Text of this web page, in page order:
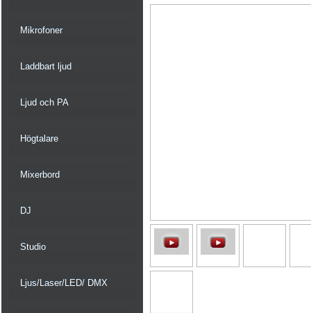
Mikrofoner
Laddbart ljud
Ljud och PA
Högtalare
Mixerbord
DJ
Studio
Ljus/Laser/LED/ DMX